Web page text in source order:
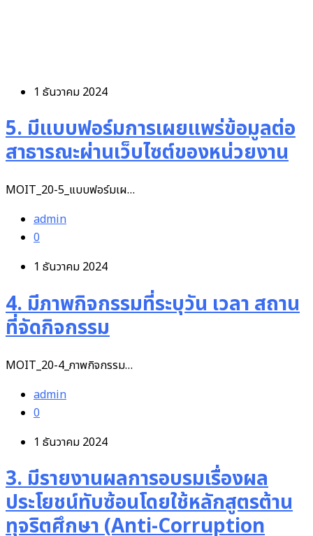
1 ธันวาคม 2024
5. มีแบบฟอร์มการเผยแพร่ข้อมูลต่อ
สาธารณะผ่านเว็บไซต์ของหน่วยงาน
MOIT_20-5_แบบฟอร์มเผ…
admin
0
1 ธันวาคม 2024
4. มีภาพกิจกรรมที่ระบุวัน เวลา สถาน
ที่จัดกิจกรรม
MOIT_20-4_ภาพกิจกรรม…
admin
0
1 ธันวาคม 2024
3. มีรายงานผลการอบรมเรื่องผล
ประโยชน์ทับซ้อนโดยใช้หลักสูตรต้าน
ทุจริตศึกษา (Anti-Corruption